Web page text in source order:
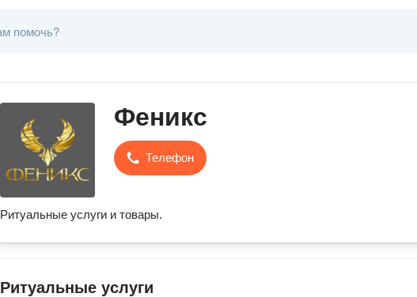
Феникс
Телефон
Ритуальные услуги и товары.
Ритуальные услуги